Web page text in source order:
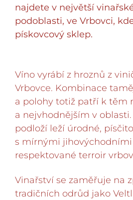
najdete v největší
podoblasti, ve Vrbovci,
pískovcový sklep.
Víno vyrábí z hroznů z
Vrbovce. Kombinace
a polohy totiž patří k těm
a nejvhodnějším v
podloží leží úrodné,
s mírnými jihovýchodními
respektované terroir
Vinařství se zaměřuje na
tradičních odrůd jako